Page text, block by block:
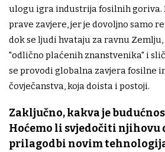
ulogu igra industrija fosilnih
prave zavjere, jer je dovoljno samo
dok se ljudi hvataju za ravnu
"odlično plaćenih znanstvenika" i
se provodi globalna zavjera fosilne
čovječanstva, koja doista i postoji.
Zaključno, kakva je
Hoćemo li svjedočiti njihovu
prilagodbi novim